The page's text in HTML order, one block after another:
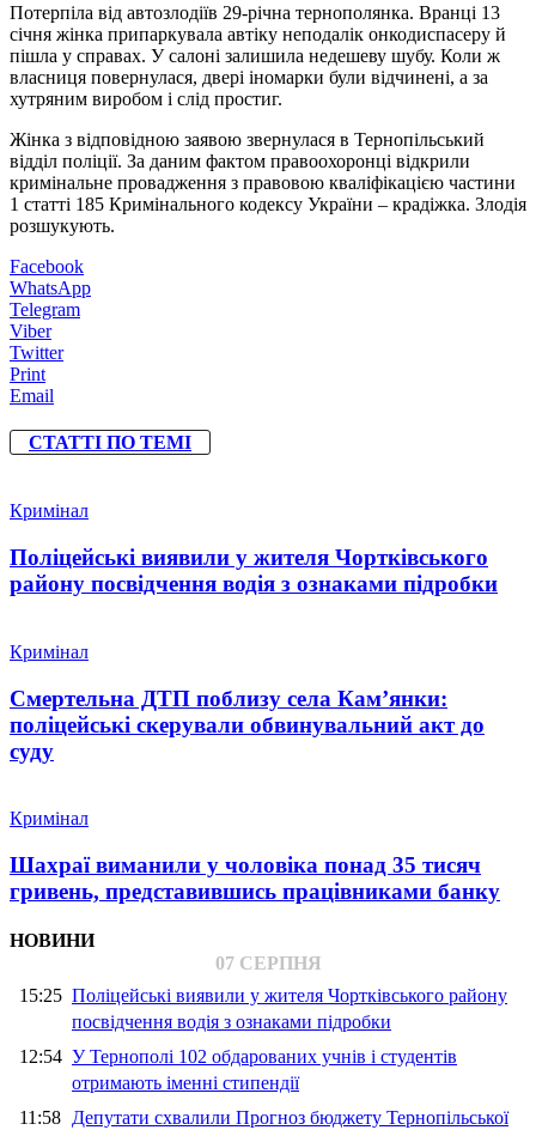
Потерпіла від автозлодіїв 29-річна тернополянка. Вранці 13
січня жінка припаркувала автіку неподалік онкодиспасеру й
пішла у справах. У салоні залишила недешеву шубу. Коли ж
власниця повернулася, двері іномарки були відчинені, а за
хутряним виробом і слід простиг.
Жінка з відповідною заявою звернулася в Тернопільський
відділ поліції. За даним фактом правоохоронці відкрили
кримінальне провадження з правовою кваліфікацією частини
1 статті 185 Кримінального кодексу України – крадіжка. Злодія
розшукують.
Facebook
WhatsApp
Telegram
Viber
Twitter
Print
Email
СТАТТІ ПО ТЕМІ
Кримінал
Поліцейські виявили у жителя Чортківського
району посвідчення водія з ознаками підробки
Кримінал
Смертельна ДТП поблизу села Кам’янки:
поліцейські скерували обвинувальний акт до
суду
Кримінал
Шахраї виманили у чоловіка понад 35 тисяч
гривень, представившись працівниками банку
НОВИНИ
07 СЕРПНЯ
15:25 Поліцейські виявили у жителя Чортківського району
посвідчення водія з ознаками підробки
12:54 У Тернополі 102 обдарованих учнів і студентів
отримають іменні стипендії
11:58 Депутати схвалили Прогноз бюджету Тернопільської